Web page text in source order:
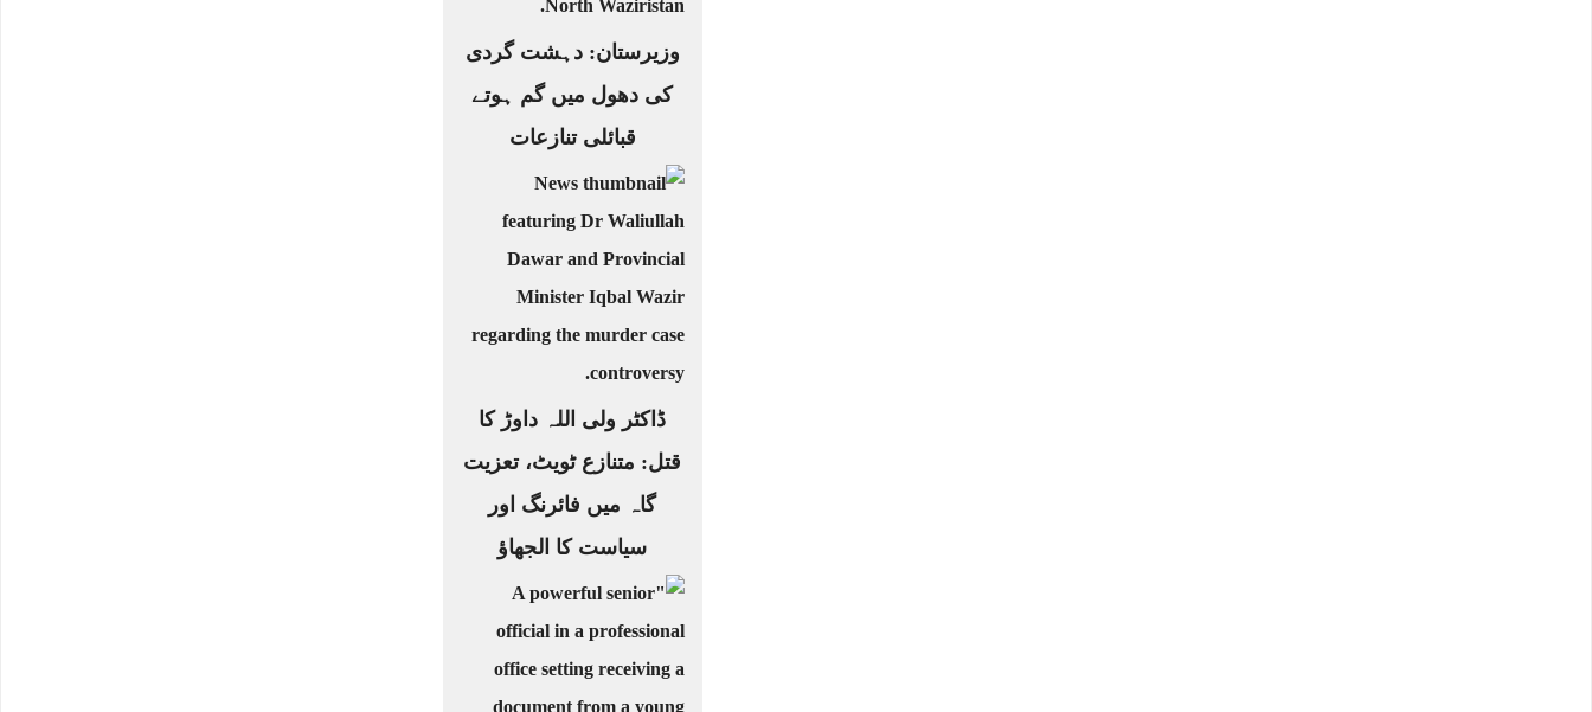
وزیرستان: دہشت گردی
کی دھول میں گم ہوتے
قبائلی تنازعات
ڈاکٹر ولی اللہ داوڑ کا
قتل: متنازع ٹویٹ، تعزیت
گاہ میں فائرنگ اور
سیاست کا الجھاؤ